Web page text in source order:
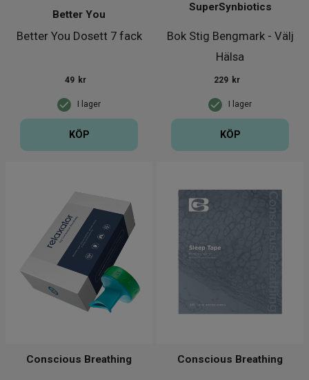
Better You Dosett 7 fack
Better You
I lager
49 kr
KÖP
Bok Stig Bengmark - Välj
Hälsa
SuperSynbiotics
I lager
229 kr
KÖP
Conscious Breathing Conscious Breathing